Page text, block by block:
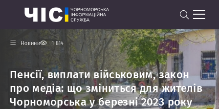
Новини 1 814
Пенсії, виплати військовим, закон
про медіа: що зміниться для жителів
Чорноморська у березні 2023 року